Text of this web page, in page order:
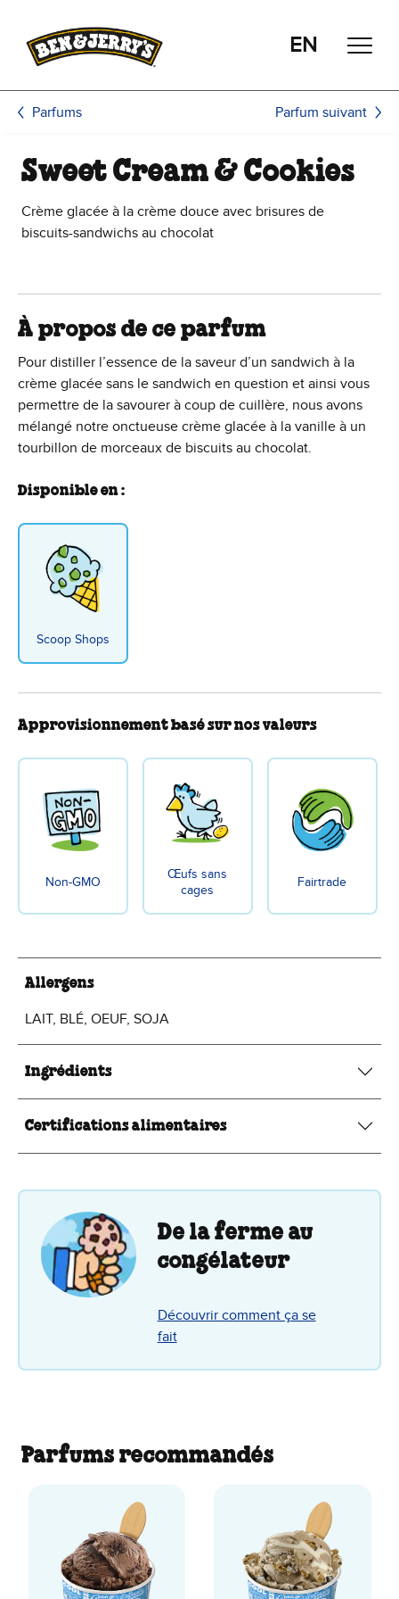
EN
Parfums Parfum suivant
Sweet Cream & Cookies
Crème glacée à la crème douce avec brisures de
biscuits-sandwichs au chocolat
À propos de ce parfum
Pour distiller l’essence de la saveur d’un sandwich à la
crème glacée sans le sandwich en question et ainsi vous
permettre de la savourer à coup de cuillère, nous avons
mélangé notre onctueuse crème glacée à la vanille à un
tourbillon de morceaux de biscuits au chocolat.
Disponible en :
Scoop Shops
Approvisionnement basé sur nos valeurs
Non-GMO
Œufs sans
cages
Fairtrade
Allergens
LAIT, BLÉ, OEUF, SOJA
Ingrédients
Certifications alimentaires
De la ferme au
congélateur
Découvrir comment ça se
fait
Parfums recommandés